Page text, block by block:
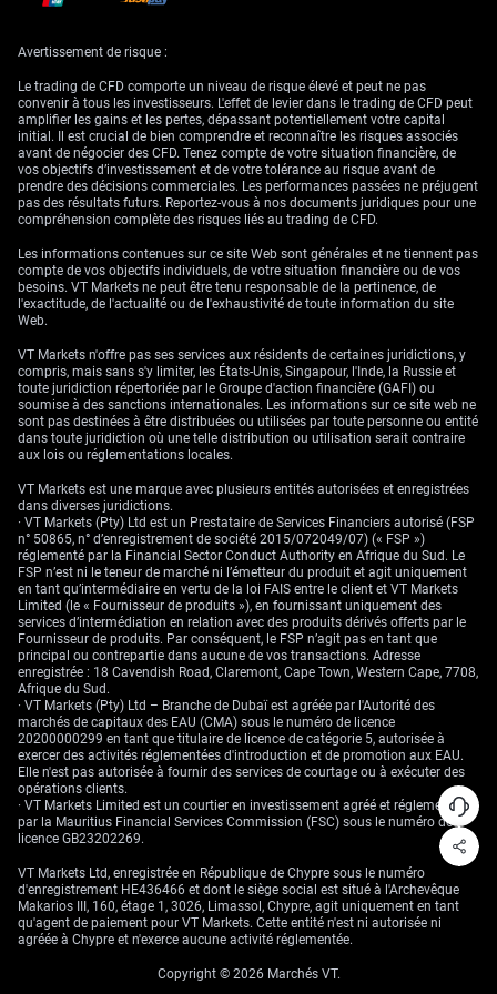
Outlook for EUR/USD
Pour jouer l’élan haussier immédiat, l’achat d’**options
d’achat (calls)** à maturité courte (droit d’acheter à un
prix fixé) peut être une stratégie. Cibler des options
hebdomadaires ou à deux semaines avec un **prix
d’exercice** (strike) proche de **1,1710**, zone technique
clé, permet de profiter d’une hausse rapide tout en
plafonnant le risque au montant de la prime. La zone
**1,1710-1,1740** apparaît toutefois comme un plafond
solide. À l’approche de cette zone, il serait possible
via la vente de **spreads de calls** (vente d’un call et
achat d’un autre call plus éloigné pour encadrer le risque),
afin de bénéficier d’un probable rejet. Cette approche reste
cohérente avec des données macroéconomiques qui
favorisent un dollar plus ferme à moyen terme. Si l’élan
haussier échoue et que le prix repasse sous **1,1600**,
cela signalerait un risque de baisse supplémentaire.
L’écart entre la Fed et la **Banque centrale européenne
(BCE)**, alors que l’inflation **HICP** (indice harmonisé
des prix, mesure officielle de l’inflation en zone euro) est
retombée à **2,4 %** le mois dernier, va dans le sens d’un
biais baissier de plus long terme. Une cassure du plancher
à **1,1574** pourrait conduire à privilégier des **options
de vente (puts)** (droit de vendre à un prix fixé) avec des
échéances fin juin ou juillet.
Commencez à trader maintenant – Cliquez
compte VT Markets
Avertissement de risque :
Le trading de CFD comporte un niveau de risque élevé et peut ne pas
convenir à tous les investisseurs. L'effet de levier dans le trading de CFD peut
amplifier les gains et les pertes, dépassant potentiellement votre capital
initial. Il est crucial de bien comprendre et reconnaître les risques associés
avant de négocier des CFD. Tenez compte de votre situation financière, de
vos objectifs d’investissement et de votre tolérance au risque avant de
prendre des décisions commerciales. Les performances passées ne préjugent
pas des résultats futurs. Reportez-vous à nos documents juridiques pour une
compréhension complète des risques liés au trading de CFD.
Les informations contenues sur ce site Web sont générales et ne tiennent pas
compte de vos objectifs individuels, de votre situation financière ou de vos
besoins. VT Markets ne peut être tenu responsable de la pertinence, de
l'exactitude, de l'actualité ou de l'exhaustivité de toute information du site
Web.
VT Markets n'offre pas ses services aux résidents de certaines juridictions, y
compris, mais sans s'y limiter, les États-Unis, Singapour, l'Inde, la Russie et
toute juridiction répertoriée par le Groupe d'action financière (GAFI) ou
soumise à des sanctions internationales. Les informations sur ce site web ne
sont pas destinées à être distribuées ou utilisées par toute personne ou entité
dans toute juridiction où une telle distribution ou utilisation serait contraire
aux lois ou réglementations locales.
VT Markets est une marque avec plusieurs entités autorisées et enregistrées
dans diverses juridictions.
· VT Markets (Pty) Ltd est un Prestataire de Services Financiers autorisé (FSP
n° 50865, n° d’enregistrement de société 2015/072049/07) (« FSP »)
réglementé par la Financial Sector Conduct Authority en Afrique du Sud. Le
FSP n’est ni le teneur de marché ni l’émetteur du produit et agit uniquement
en tant qu’intermédiaire en vertu de la loi FAIS entre le client et VT Markets
Limited (le « Fournisseur de produits »), en fournissant uniquement des
services d’intermédiation en relation avec des produits dérivés offerts par le
Fournisseur de produits. Par conséquent, le FSP n’agit pas en tant que
principal ou contrepartie dans aucune de vos transactions. Adresse
enregistrée : 18 Cavendish Road, Claremont, Cape Town, Western Cape, 7708,
Afrique du Sud.
· VT Markets (Pty) Ltd – Branche de Dubaï est agréée par l'Autorité des
marchés de capitaux des EAU (CMA) sous le numéro de licence
20200000299 en tant que titulaire de licence de catégorie 5, autorisée à
exercer des activités réglementées d'introduction et de promotion aux EAU.
Elle n'est pas autorisée à fournir des services de courtage ou à exécuter des
opérations clients.
· VT Markets Limited est un courtier en investissement agréé et réglementé
par la Mauritius Financial Services Commission (FSC) sous le numéro de
licence GB23202269.
VT Markets Ltd, enregistrée en République de Chypre sous le numéro
d'enregistrement HE436466 et dont le siège social est situé à l'Archevêque
Makarios III, 160, étage 1, 3026, Limassol, Chypre, agit uniquement en tant
qu'agent de paiement pour VT Markets. Cette entité n'est ni autorisée ni
agréée à Chypre et n'exerce aucune activité réglementée.
Copyright © 2026 Marchés VT.